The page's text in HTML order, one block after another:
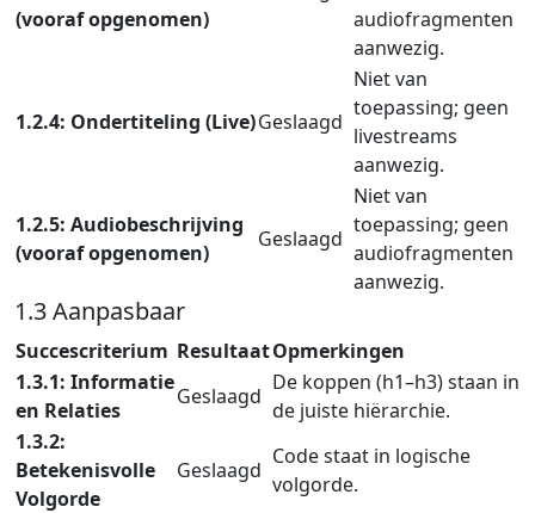
(vooraf opgenomen)
audiofragmenten
aanwezig.
1.2.4: Ondertiteling (Live)Geslaagd
Niet van
toepassing; geen
livestreams
aanwezig.
1.2.5: Audiobeschrijving
(vooraf opgenomen)
Geslaagd
Niet van
toepassing; geen
audiofragmenten
aanwezig.
1.3 Aanpasbaar
Succescriterium ResultaatOpmerkingen
1.3.1: Informatie
en Relaties
Geslaagd
De koppen (h1–h3) staan in
de juiste hiërarchie.
1.3.2:
Betekenisvolle
Volgorde
Geslaagd
Code staat in logische
volgorde.